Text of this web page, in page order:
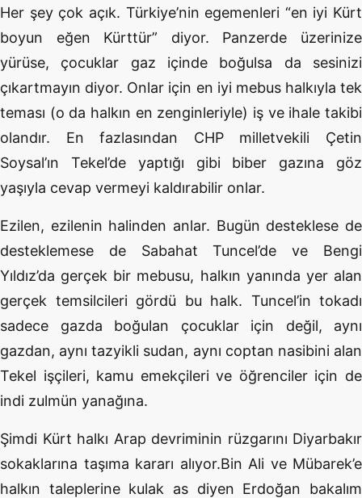
Her şey çok açık. Türkiye’nin egemenleri “en iyi Kürt
boyun eğen Kürttür” diyor. Panzerde üzerinize
yürüse, çocuklar gaz içinde boğulsa da sesinizi
çıkartmayın diyor. Onlar için en iyi mebus halkıyla tek
teması (o da halkın en zenginleriyle) iş ve ihale takibi
olandır. En fazlasından CHP milletvekili Çetin
Soysal’ın Tekel’de yaptığı gibi biber gazına göz
yaşıyla cevap vermeyi kaldırabilir onlar.
Ezilen, ezilenin halinden anlar. Bugün desteklese de
desteklemese de Sabahat Tuncel’de ve Bengi
Yıldız’da gerçek bir mebusu, halkın yanında yer alan
gerçek temsilcileri gördü bu halk. Tuncel’in tokadı
sadece gazda boğulan çocuklar için değil, aynı
gazdan, aynı tazyikli sudan, aynı coptan nasibini alan
Tekel işçileri, kamu emekçileri ve öğrenciler için de
indi zulmün yanağına.
Şimdi Kürt halkı Arap devriminin rüzgarını Diyarbakır
sokaklarına taşıma kararı alıyor.Bin Ali ve Mübarek’e
halkın taleplerine kulak as diyen Erdoğan bakalım